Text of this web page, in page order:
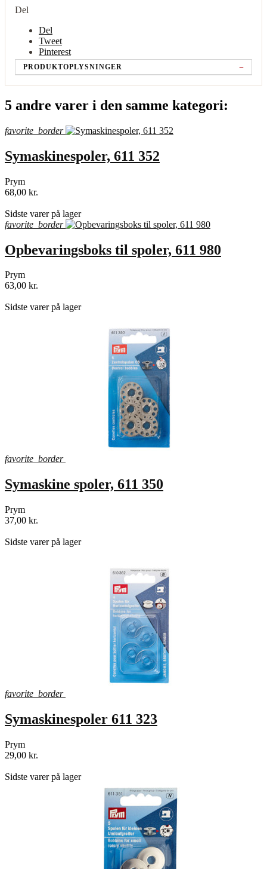
Del
Del
Tweet
Pinterest
PRODUKTOPLYSNINGER
5 andre varer i den samme kategori:
favorite_border
Symaskinespoler, 611 352
Prym
68,00 kr.
Sidste varer på lager
favorite_border
Opbevaringsboks til spoler, 611 980
Prym
63,00 kr.
Sidste varer på lager
favorite_border
Symaskine spoler, 611 350
Prym
37,00 kr.
Sidste varer på lager
favorite_border
Symaskinespoler 611 323
Prym
29,00 kr.
Sidste varer på lager